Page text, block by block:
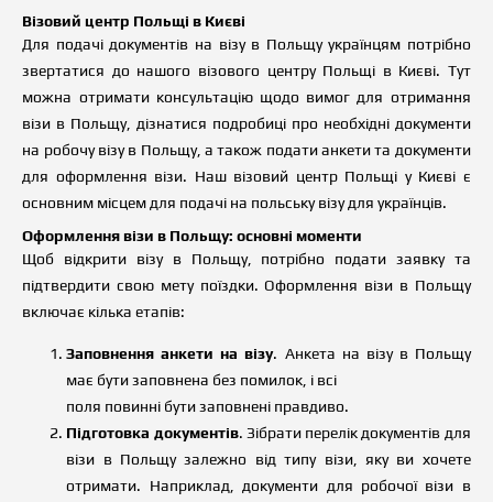
Візовий центр Польщі в Києві
Для подачі документів на візу в Польщу українцям потрібно
звертатися до нашого візового центру Польщі в Києві. Тут
можна отримати консультацію щодо вимог для отримання
візи в Польщу, дізнатися подробиці про необхідні документи
на робочу візу в Польщу, а також подати анкети та документи
для оформлення візи. Наш візовий центр Польщі у Києві є
основним місцем для подачі на польську візу для українців.
Оформлення візи в Польщу: основні моменти
Щоб відкрити візу в Польщу, потрібно подати заявку та
підтвердити свою мету поїздки. Оформлення візи в Польщу
включає кілька етапів:
Заповнення анкети на візу. Анкета на візу в Польщу
має бути заповнена без помилок, і всі
поля повинні бути заповнені правдиво.
Підготовка документів. Зібрати перелік документів для
візи в Польщу залежно від типу візи, яку ви хочете
отримати. Наприклад, документи для робочої візи в